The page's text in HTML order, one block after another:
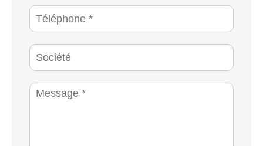
a
l
T
é
h
o
S
c
iM